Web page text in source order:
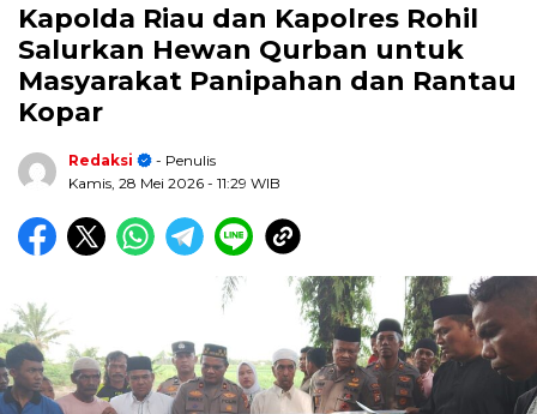
Kapolda Riau dan Kapolres Rohil
Salurkan Hewan Qurban untuk
Masyarakat Panipahan dan Rantau
Kopar
Redaksi
- Penulis
Kamis, 28 Mei 2026 - 11:29 WIB